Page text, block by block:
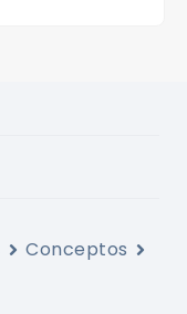
Conceptos